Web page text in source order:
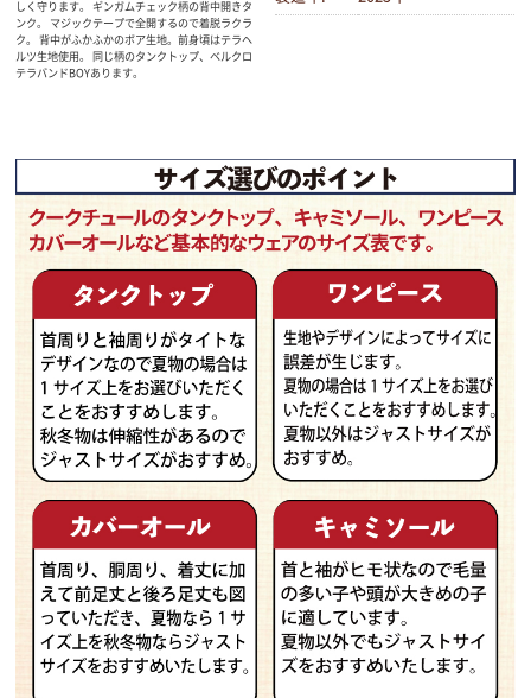
しく守ります。 ギンガムチェック柄の背中開きタ
ンク。 マジックテープで全開するので着脱ラクラ
ク。 背中がふかふかのボア生地。前身頃はテラヘ
ルツ生地使用。 同じ柄のタンクトップ、ベルクロ
テラバンドBOYあります。